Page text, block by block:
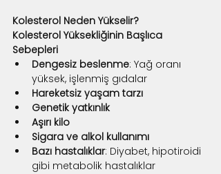
Kolesterol Neden Yükselir?
Kolesterol Yüksekliğinin Başlıca
Sebepleri
Dengesiz beslenme: Yağ oranı
yüksek, işlenmiş gıdalar
Hareketsiz yaşam tarzı
Genetik yatkınlık
Aşırı kilo
Sigara ve alkol kullanımı
Bazı hastalıklar: Diyabet, hipotiroidi
gibi metabolik hastalıklar